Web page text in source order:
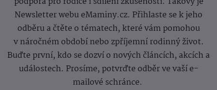
Newsletter webu eMaminy.cz. Přihlaste se k jeho
odběru a čtěte o tématech, které vám pomohou
v náročném období nebo zpříjemní rodinný život.
Buďte první, kdo se dozví o nových článcích, akcích a
událostech. Prosíme, potvrďte odběr ve vaší e-
mailové schránce.